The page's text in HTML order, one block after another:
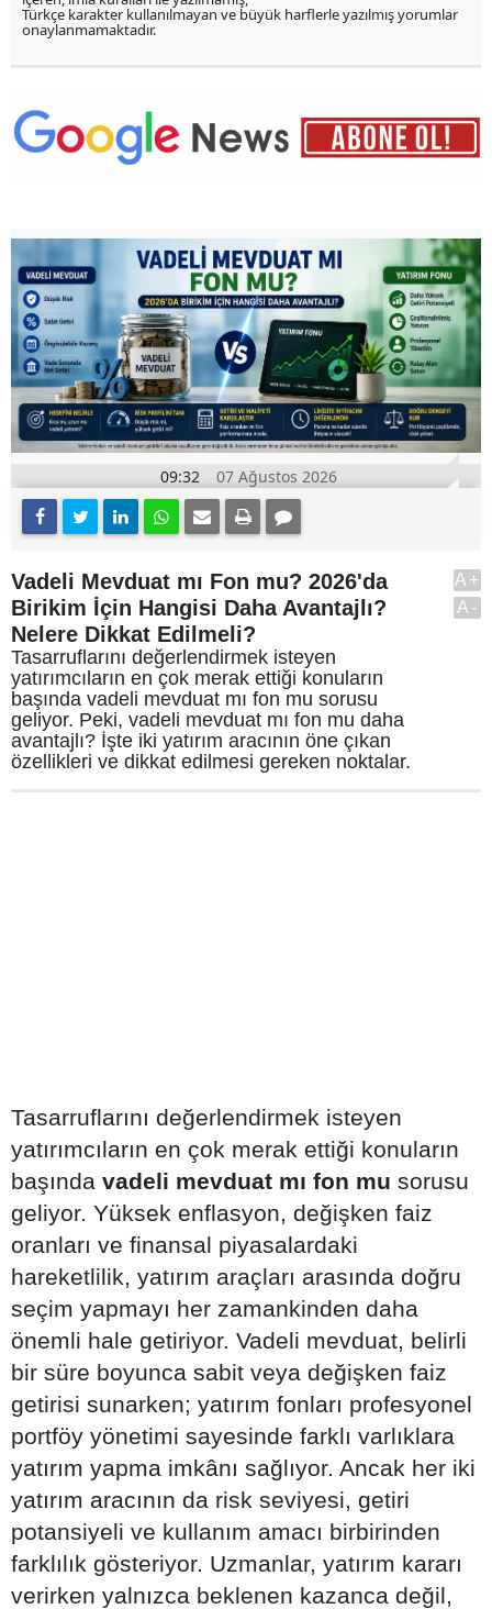
Türkçe karakter kullanılmayan ve büyük harflerle yazılmış yorumlar
onaylanmamaktadır.
09:32 07 Ağustos 2026
Vadeli Mevduat mı Fon mu? 2026'da
Birikim İçin Hangisi Daha Avantajlı?
Nelere Dikkat Edilmeli?
Tasarruflarını değerlendirmek isteyen
yatırımcıların en çok merak ettiği konuların
başında vadeli mevduat mı fon mu sorusu
geliyor. Peki, vadeli mevduat mı fon mu daha
avantajlı? İşte iki yatırım aracının öne çıkan
özellikleri ve dikkat edilmesi gereken noktalar.
A+
A-
Tasarruflarını değerlendirmek isteyen
yatırımcıların en çok merak ettiği konuların
başında vadeli mevduat mı fon mu sorusu
geliyor. Yüksek enflasyon, değişken faiz
oranları ve finansal piyasalardaki
hareketlilik, yatırım araçları arasında doğru
seçim yapmayı her zamankinden daha
önemli hale getiriyor. Vadeli mevduat, belirli
bir süre boyunca sabit veya değişken faiz
getirisi sunarken; yatırım fonları profesyonel
portföy yönetimi sayesinde farklı varlıklara
yatırım yapma imkânı sağlıyor. Ancak her iki
yatırım aracının da risk seviyesi, getiri
potansiyeli ve kullanım amacı birbirinden
farklılık gösteriyor. Uzmanlar, yatırım kararı
verirken yalnızca beklenen kazanca değil,